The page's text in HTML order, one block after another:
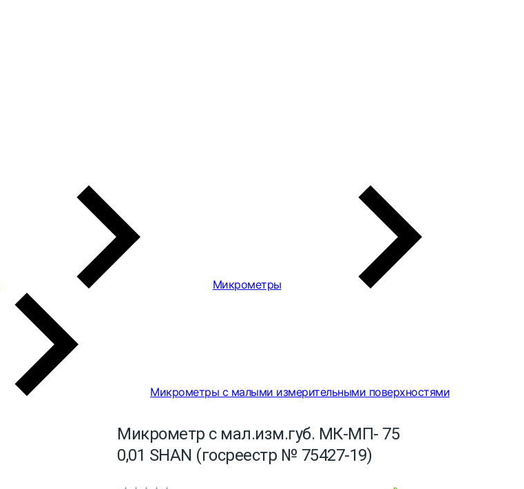
Микрометры
Микрометры с малыми измерительными поверхностями
Микрометр с мал.изм.губ. МК-МП- 75
0,01 SHAN (госреестр № 75427-19)